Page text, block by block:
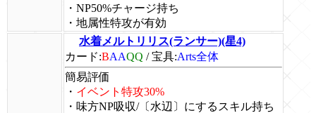
・NP50%チャージ持ち
・地属性特攻が有効
水着メルトリリス(ランサー)(星4)
カード:BAAQQ /宝具:Arts全体
簡易評価
・ イベント特攻30%
・味方NP吸収/〔水辺〕にするスキル持ち